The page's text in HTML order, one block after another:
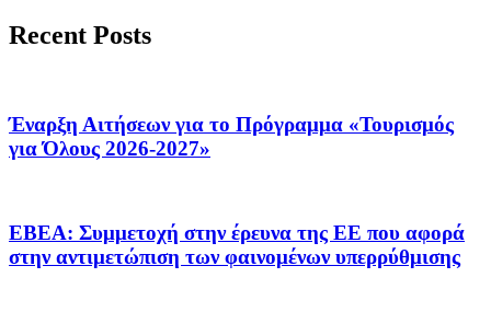
Recent Posts
Έναρξη Αιτήσεων για το Πρόγραμμα «Τουρισμός
για Όλους 2026-2027»
ΕΒΕΑ: Συμμετοχή στην έρευνα της ΕΕ που αφορά
στην αντιμετώπιση των φαινομένων υπερρύθμισης